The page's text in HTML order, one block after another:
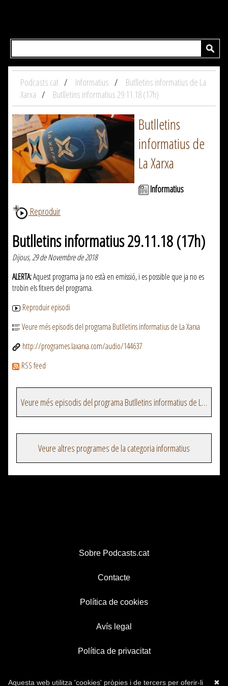
Podcasts.cat Informatius
Butlletins informatius de La
Xarxa
Butlletins informatius 29.11.18 (17h)
Butlletins
informatius de
La Xarxa
Informatius
Reproduir
Butlletins informatius 29.11.18 (17h)
Dijous, 29 de Novembre de 2018
ALERTA:Aquest programa ja no està en emissió, i es possible que ja no es
trobin els fitxers del programa.
Reproduir episodi
Veure més episodis del programa Butlletins informatius de La Xarxa
http://programes.laxarxa.com/audio/144637
RSS feed
Veure més episodis del programa Butlletins informatius de La Xarxa
Veure altres programes de la categoria informatius
Sobre Podcasts.cat
Contacte
Política de cookies
Avís legal
Política de privacitat
✖
Aquesta web utilitza 'cookies' pròpies i de tercers per oferir-li